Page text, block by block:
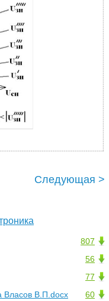
Следующая >
807
56
77
60
Власов В.П.docx